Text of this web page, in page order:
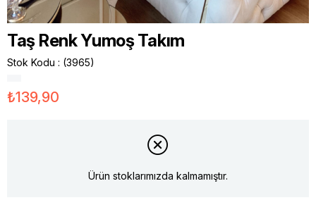
Taş Renk Yumoş Takım
Stok Kodu (3965)
₺139,90
Ürün stoklarımızda kalmamıştır.